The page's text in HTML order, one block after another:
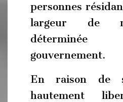
personnes
largeur de
gouvernement.
En raison de
hautement